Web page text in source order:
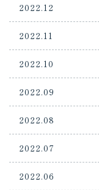
2022.12
2022.11
2022.10
2022.09
2022.08
2022.07
2022.06